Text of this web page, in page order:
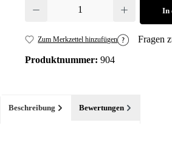
In
Zum Merkzettel hinzufügen Fragen
Produktnummer: 904
Beschreibung Bewertungen